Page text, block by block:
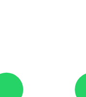
a Autopromos!!